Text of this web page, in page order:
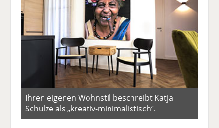
Ihren eigenen Wohnstil beschreibt Katja
Schulze als „kreativ-minimalistisch“.